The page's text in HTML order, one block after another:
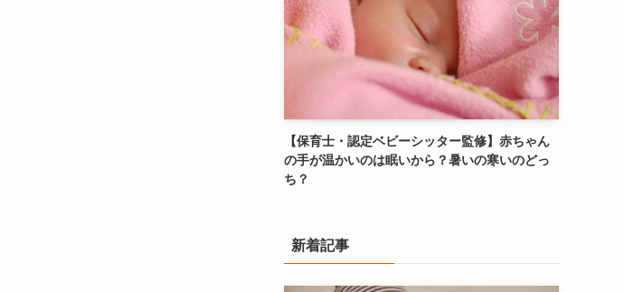
【保育士・認定ベビーシッター監修】赤ちゃん
の手が温かいのは眠いから？暑いの寒いのどっ
ち？
新着記事